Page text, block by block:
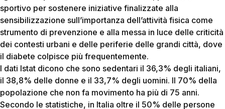
sportivo per sostenere iniziative finalizzate alla
sensibilizzazione sull’importanza dell’attività fisica come
strumento di prevenzione e alla messa in luce delle criticità
dei contesti urbani e delle periferie delle grandi città, dove
il diabete colpisce più frequentemente.
I dati Istat dicono che sono sedentari il 36,3% degli italiani,
il 38,8% delle donne e il 33,7% degli uomini. Il 70% della
popolazione che non fa movimento ha più di 75 anni.
Secondo le statistiche, in Italia oltre il 50% delle persone